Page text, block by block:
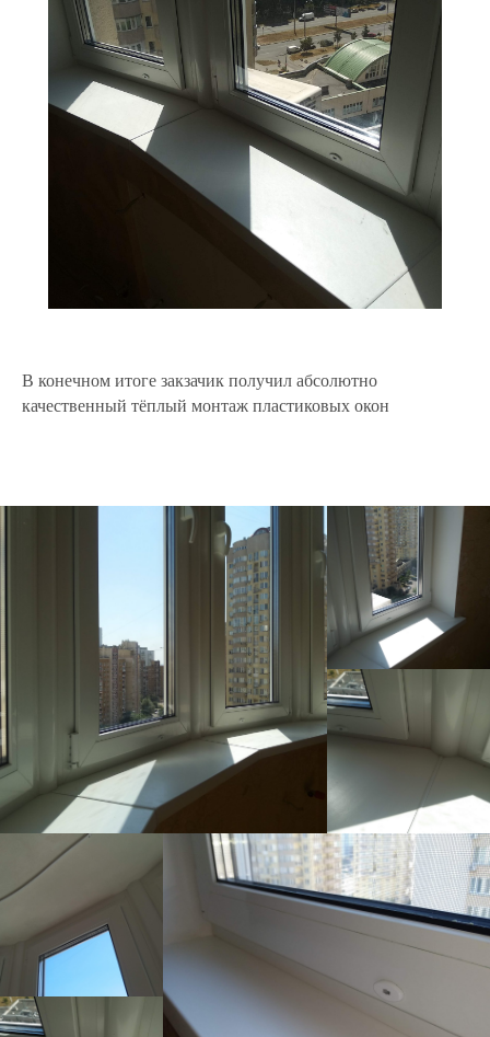
В конечном итоге закзачик получил абсолютно
качественный тёплый монтаж пластиковых окон